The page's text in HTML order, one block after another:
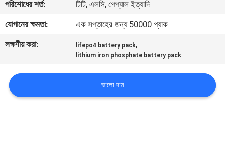
মামলা
পরিশোধের শর্ত:
টিটি, এলসি, পেপ্যাল ​​ইত্যাদি
যোগানের ক্ষমতা:
এক সপ্তাহের জন্য 50000 প্যাক
লক্ষণীয় করা:
lifepo4 battery pack,
lithium iron phosphate battery pack
ভালো দাম